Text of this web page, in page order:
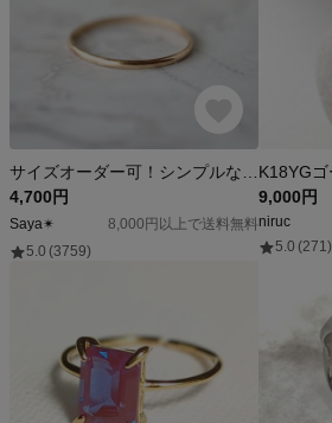
4,700円
Saya✴︎
8,000円以上で送料無料
5.0 (3759)
9,000円
niruc
5.0 (271)